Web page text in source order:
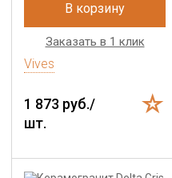
В корзину
Заказать в 1 клик
Vives
1 873 руб./
шт.